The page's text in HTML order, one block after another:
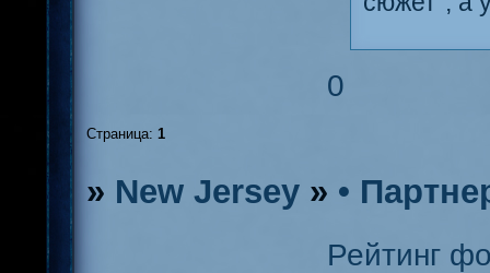
0
Страница: 1
» New Jersey » •
Рейтинг